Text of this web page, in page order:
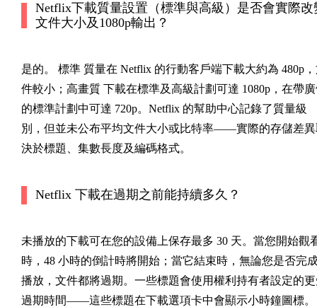
Netflix下載質量設置（標準與高級）是否會實際改
文件大小及1080p輸出？
是的。 標準質量在 Netflix 的行動客戶端下載大約為 480p
件較小； 高畫質下載在標準及高級計劃可達 1080p，在帶
的標準計劃中可達 720p。Netflix 的幫助中心記錄了質量級
別，但並未公布平均文件大小或比特率——實際的存儲差異
決於標題、集數長度及編碼格式。
Netflix 下載在過期之前能持續多久？
未播放的下載可在您的設備上保存最多 30 天。當您開始觀
時，48 小時的倒計時將開始；當它結束時，無論您是否完
播放，文件都將過期。一些標題會使用權利持有者設定的
過期時間——這些標題在下載選項卡中會顯示小時鐘圖標。